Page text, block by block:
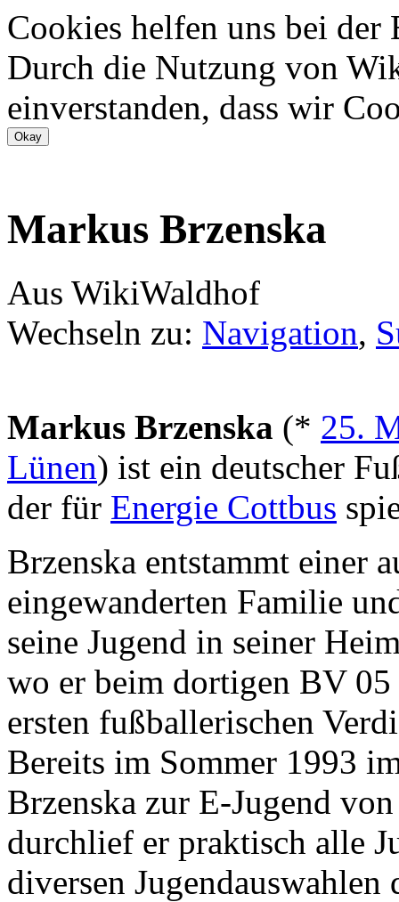
Cookies helfen uns bei
Durch die Nutzung von
einverstanden, dass wir
Markus Brzenska
Aus WikiWaldhof
Wechseln zu: Navigation,
Markus Brzenska (* 25.
Lünen) ist ein deutscher
der für Energie Cottbus
Brzenska entstammt einer
eingewanderten Familie
seine Jugend in seiner
wo er beim dortigen BV 05
ersten fußballerischen
Bereits im Sommer 1993
Brzenska zur E-Jugend
durchlief er praktisch alle
diversen Jugendauswahlen